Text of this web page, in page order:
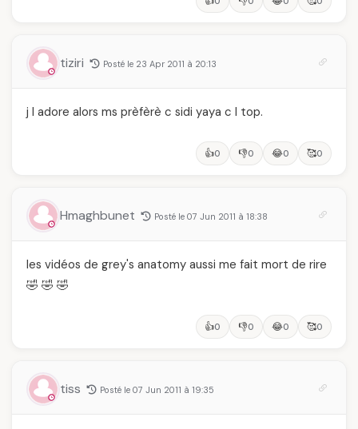
tiziri Posté le 23 Apr 2011 à 20:13
j l adore alors ms prèfèrè c sidi yaya c l top.
👍0 👎0 😂0 🥰0
Hmaghbunet Posté le 07 Jun 2011 à 18:38
les vidéos de grey's anatomy aussi me fait mort de rire
🤣 🤣 🤣
👍0 👎0 😂0 🥰0
tiss Posté le 07 Jun 2011 à 19:35